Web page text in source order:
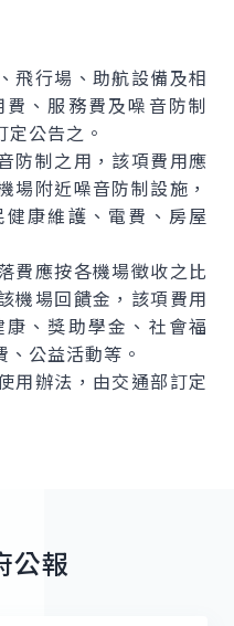
行場、助航設備及相
、服務費及噪音防制
公告之。
防制之用，該項費用應
場附近噪音防制設施，
康維護、電費、房屋
費應按各機場徵收之比
機場回饋金，該項費用
、獎助學金、社會福
公益活動等。
用辦法，由交通部訂定
公報